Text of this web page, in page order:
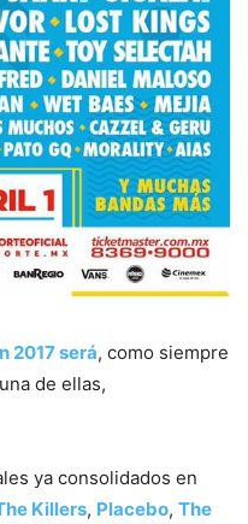
2017 será, como siempre
de ellas,
ya consolidados en
Killers, Placebo, The